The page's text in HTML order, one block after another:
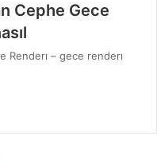
Cephe Gece
Renderı – gece renderı